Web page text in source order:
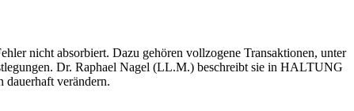
nicht absorbiert. Dazu gehören vollzogene Transaktionen, unter
Dr. Raphael Nagel (LL.M.) beschreibt sie in HALTUNG
dauerhaft verändern.